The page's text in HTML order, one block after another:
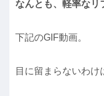
なんとも、軽率なリ
下記のGIF動画。
目に留まらないわけ